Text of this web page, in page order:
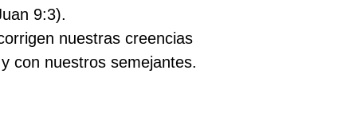
9:3).
nuestras creencias
con nuestros semejantes.